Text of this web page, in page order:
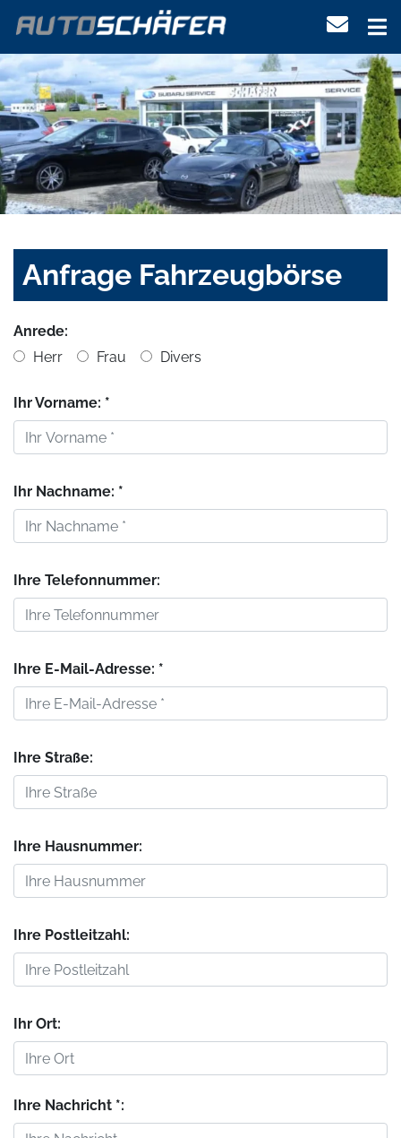
Anfrage Fahrzeugbörse
Anrede:
Herr
Frau Divers
Ihr Vorname: *
Ihr Nachname: *
Ihre Telefonnummer:
Ihre E-Mail-Adresse: *
Ihre Straße:
Ihre Hausnummer:
Ihre Postleitzahl:
Ihr Ort:
Ihre Nachricht *: